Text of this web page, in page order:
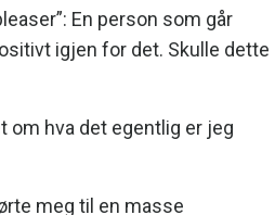
En person som går
igjen for det. Skulle dette
om hva det egentlig er jeg
meg til en masse